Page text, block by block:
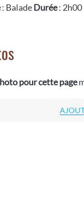
: BaladeDurée: 2h00
pour cette page